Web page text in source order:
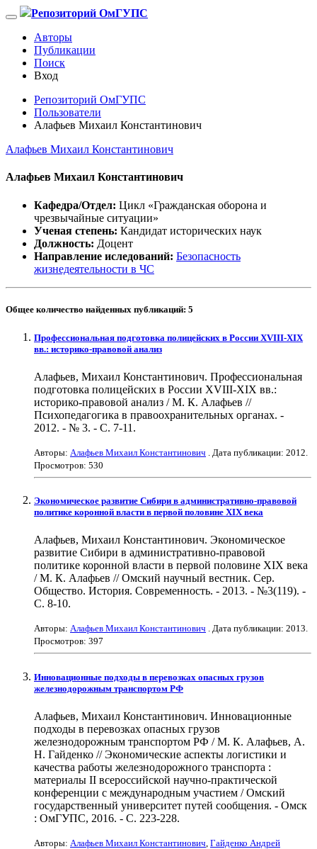
Репозиторий ОмГУПС
Авторы
Публикации
Поиск
Вход
Репозиторий ОмГУПС
Пользователи
Алафьев Михаил Константинович
Алафьев Михаил Константинович
Алафьев Михаил Константинович
Кафедра/Отдел: Цикл «Гражданская оборона и
чрезвычайные ситуации»
Ученая степень: Кандидат исторических наук
Должность: Доцент
Направление иследований: Безопасность
жизнедеятельности в ЧС
Общее количество найденных публикаций: 5
Профессиональная подготовка полицейских в России XVIII-XIX
вв.: историко-правовой анализ
Алафьев, Михаил Константинович. Профессиональная
подготовка полицейских в России XVIII-XIX вв.:
историко-правовой анализ / М. К. Алафьев //
Психопедагогика в правоохранительных органах. -
2012. - № 3. - С. 7-11.
Авторы: Алафьев Михаил Константинович . Дата публикации: 2012.
Просмотров: 530
Экономическое развитие Сибири в административно-правовой
политике коронной власти в первой половине XIX века
Алафьев, Михаил Константинович. Экономическое
развитие Сибири в административно-правовой
политике коронной власти в первой половине XIX века
/ М. К. Алафьев // Омский научный вестник. Сер.
Общество. История. Современность. - 2013. - №3(119). -
С. 8-10.
Авторы: Алафьев Михаил Константинович . Дата публикации: 2013.
Просмотров: 397
Инновационные подходы в перевозках опасных грузов
железнодорожным транспортом РФ
Алафьев, Михаил Константинович. Инновационные
подходы в перевозках опасных грузов
железнодорожным транспортом РФ / М. К. Алафьев, А.
Н. Гайденко // Экономические аспекты логистики и
качества работы железнодорожного транспорта :
материалы II всероссийской научно-практической
конференции с международным участием / Омский
государственный университет путей сообщения. - Омск
: ОмГУПС, 2016. - С. 223-228.
Авторы: Алафьев Михаил Константинович Гайденко Андрей